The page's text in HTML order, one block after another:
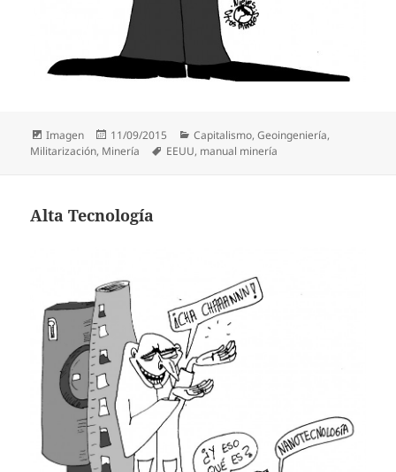
Formato
Imagen
Publicado
el
11/09/2015 Categorías
Capitalismo,Geoingeniería,
Militarización, Minería Etiquetas
EEUU, manual minería
Alta Tecnología